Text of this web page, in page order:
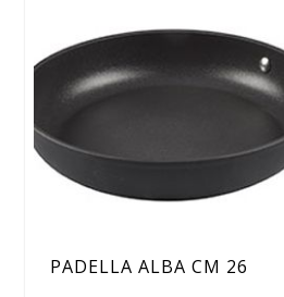
PADELLA ALBA CM 26